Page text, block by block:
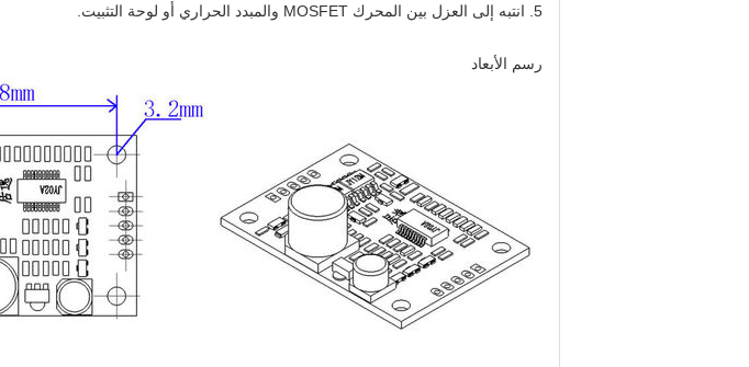
5. انتبه إلى العزل بين المحرك MOSFET والمبدد الحراري أو لوحة التثبيت.
رسم الأبعاد